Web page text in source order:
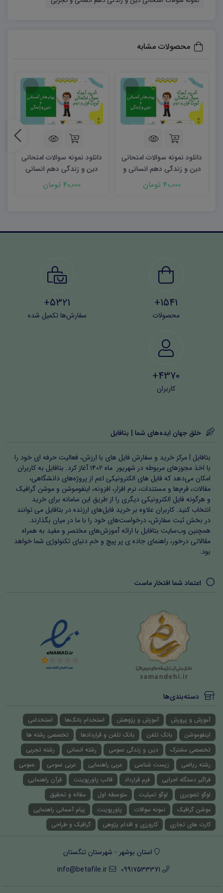
محصولات مشابه
دانلود نمونه سوالات امتحانی
دین و زندگی دهم انسانی و
تجربی word (نوبت اول)
۱۴۰۲
40,000 تومان
دانلود نمونه سوالات امتحانی
دین و زندگی دهم انسانی
40,000 تومان
1541+
محصولات
5321+
سفارش‌ها تکمیل شده
4370+
کاربران
خلق جهان ایده‌های شما | بتافایل
بتافایل | مرکز خرید و سفارش فایل های با ارزش، فعالیت حرفه ای خود را
با اخذ مجوزهای مربوطه در شهریور ماه ۱۴۰۲ آغاز کرد. بتافایل به کاربران
امکان می‌دهد که فایل های الکترونیکی اعم از پروژه‌های دانشگاهی،
مقالات، فرم‌ها و مستندات، نرم افزار، افزونه، اینفوموشن و موشن گرافیک
و هرگونه فایل الکترونیکی دیگری را از طریق این سامانه برای خرید
انتخاب کنید. کاربران علاوه بر خرید فایل‌های ارزنده در بتافایل می توانند
در بخش ثبت سفارش، درخواست‌های خود را با ما در میان بگذارند.
همچنین وب‌سایت بتافایل با ارائه آموزش‌های مختصر و مفید به همراه
مقالاتی درخور، راهنمای جاده ی پر پیچ و خم دنیای تکنولوژی شما خواهد
بود.
اعتماد شما افتخار ماست
دسته‌بندی‌ها
آموزش و پرورش آموزش و پژوهش استخدام بانک‌ها
استخدامی
اینفوموشن
بانک تلفن بانک تلفن و قراردادها
تخصصی رشته ها
تخصصی مشترک
دین و زندگی عمومی رشته انسانی
رشته تجربی
رشته ریاضی
زیست شناسی عربی راهنمایی عربی عمومی
عمومی
فراگیر دستگاه اجرایی
فرم قرارداد قالب پاورپوینت
قرآن راهنمایی
لوگو تصویری
لوگو تمپلیت متوسطه اول
مقاله و تحقیق
موشن گرافیک
نمونه سوالات پاورپوینت
پیام آسمانی راهنمایی
کارت های تجاری
کارورزی و اقدام پژوهی گرافیک و طراحی
استان بوشهر - شهرستان تنگستان
09917533371
info@betafile.ir